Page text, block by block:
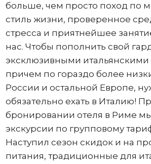
больше, чем просто поход по
стиль жизни, проверенное
стресса и приятнейшее
нас. Чтобы пополнить свой
эксклюзивными
причем по гораздо более
России и остальной Европе,
обязательно ехать в Италию!
бронировании отеля в Риме
экскурсии по групповому
Наступил сезон скидок и на
питания, традиционные для